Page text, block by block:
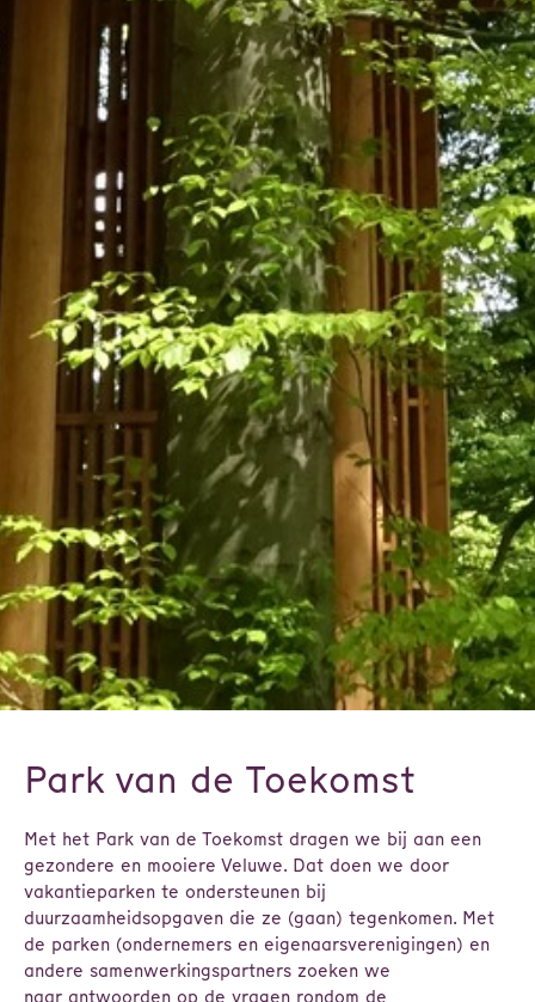
Park van de Toekomst
Met het Park van de Toekomst dragen we bij aan een
gezondere en mooiere Veluwe. Dat doen we door
vakantieparken te ondersteunen bij
duurzaamheidsopgaven die ze (gaan) tegenkomen. Met
de parken (ondernemers en eigenaarsverenigingen) en
andere samenwerkingspartners zoeken we
naar antwoorden op de vragen rondom de